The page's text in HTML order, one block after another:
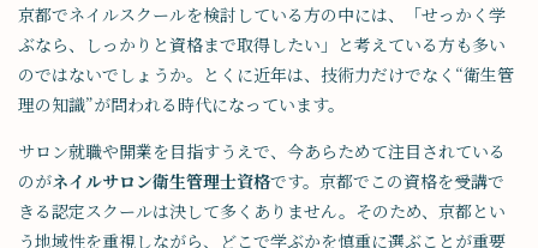
京都でネイルスクールを検討している方の中には、「せっかく学
ぶなら、しっかりと資格まで取得したい」と考えている方も多い
のではないでしょうか。とくに近年は、技術力だけでなく“衛生管
理の知識”が問われる時代になっています。
サロン就職や開業を目指すうえで、今あらためて注目されている
のがネイルサロン衛生管理士資格です。京都でこの資格を受講で
きる認定スクールは決して多くありません。そのため、京都とい
う地域性を重視しながら、どこで学ぶかを慎重に選ぶことが重要